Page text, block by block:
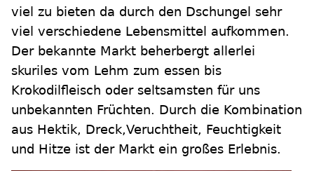
viel zu bieten da durch den Dschungel sehr
viel verschiedene Lebensmittel aufkommen.
Der bekannte Markt beherbergt allerlei
skuriles vom Lehm zum essen bis
Krokodilfleisch oder seltsamsten für uns
unbekannten Früchten. Durch die Kombination
aus Hektik, Dreck,Veruchtheit, Feuchtigkeit
und Hitze ist der Markt ein großes Erlebnis.